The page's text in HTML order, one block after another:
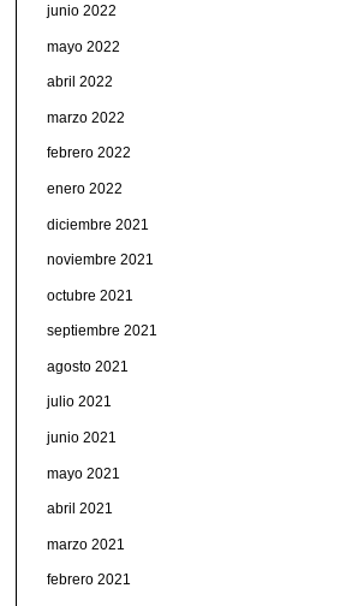
junio 2022
mayo 2022
abril 2022
marzo 2022
febrero 2022
enero 2022
diciembre 2021
noviembre 2021
octubre 2021
septiembre 2021
agosto 2021
julio 2021
junio 2021
mayo 2021
abril 2021
marzo 2021
febrero 2021